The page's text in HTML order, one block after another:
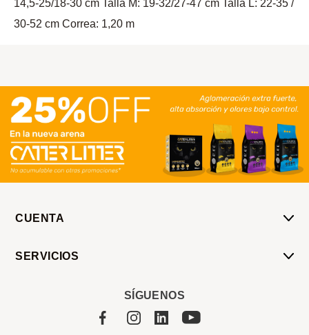
14,5-25/18-30 cm Talla M: 19-32/27-47 cm Talla L: 22-35 /
30-52 cm Correa: 1,20 m
CUENTA
SERVICIOS
SÍGUENOS